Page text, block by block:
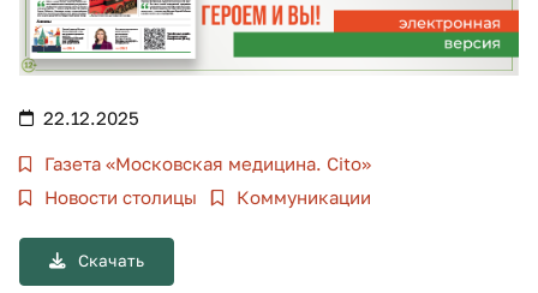
22.12.2025
Газета «Московская медицина. Cito»
Новости столицы
Коммуникации
Скачать